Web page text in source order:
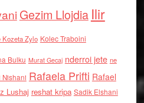
Gezim Llojdia Ilir
Kozeta Zylo Kolec Traboini
Bulku Murat Gecaj nderroi jete ne
Nishani Rafaela Prifti Rafael
Lushaj reshat kripa Sadik Elshani